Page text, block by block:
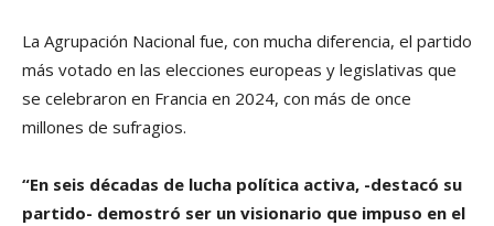
La Agrupación Nacional fue, con mucha diferencia, el partido
más votado en las elecciones europeas y legislativas que
se celebraron en Francia en 2024, con más de once
millones de sufragios.
“En seis décadas de lucha política activa, -destacó su
partido- demostró ser un visionario que impuso en el